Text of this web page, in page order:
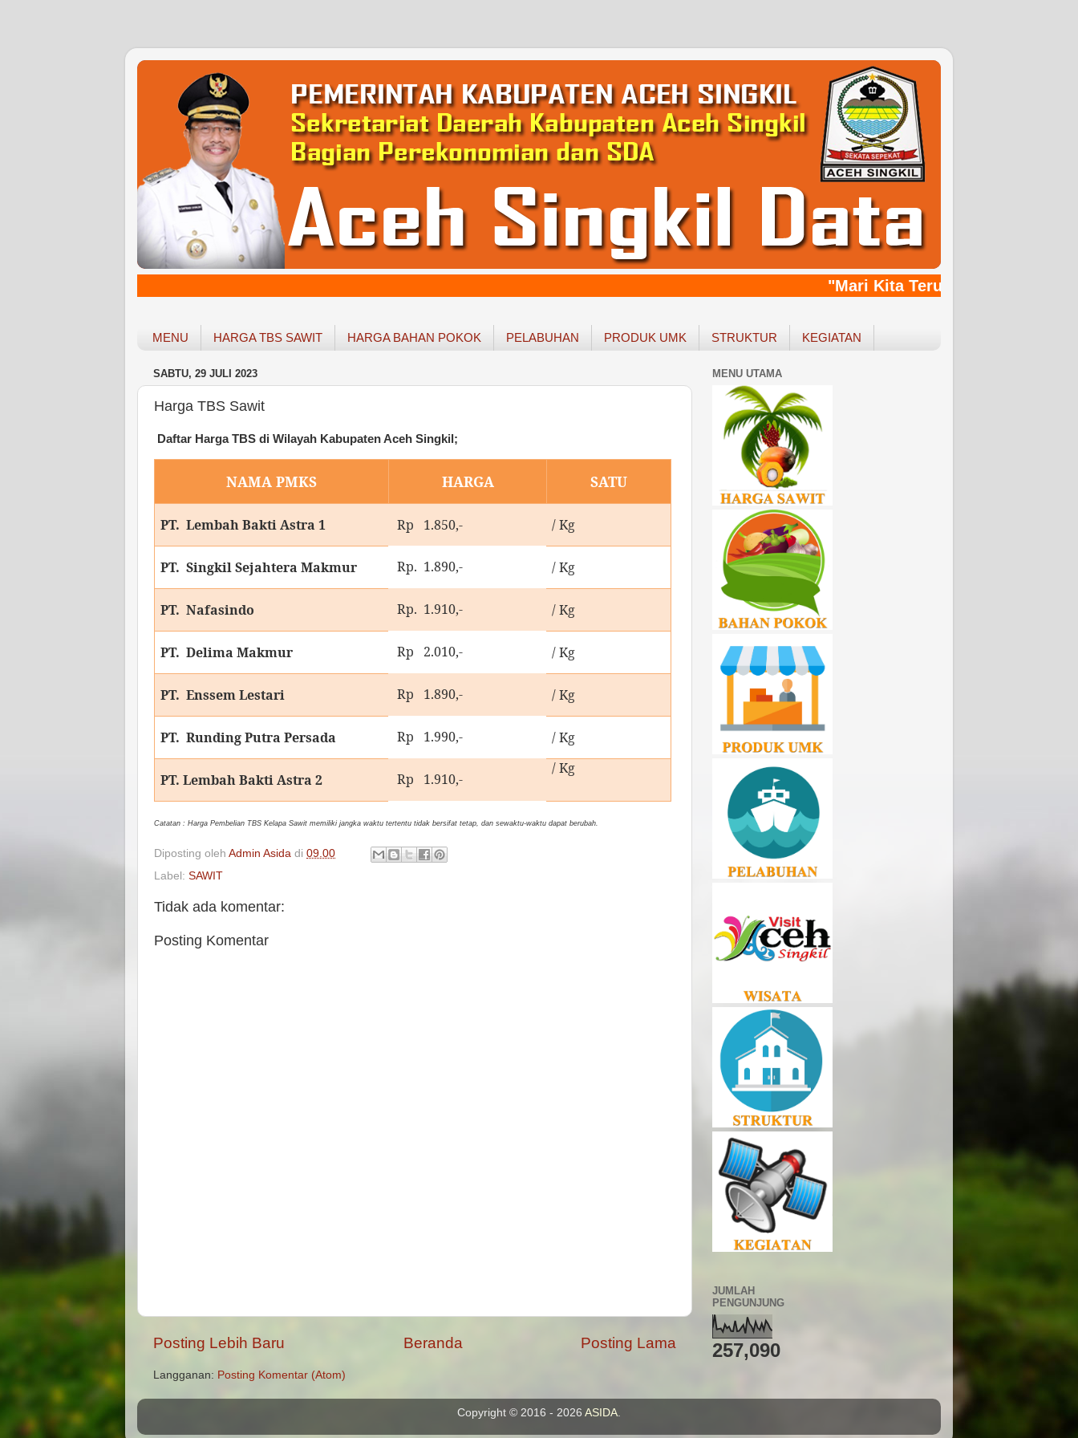
"Mari Kita Terus Bersinergy,
MENU HARGA TBS SAWIT HARGA BAHAN POKOK PELABUHAN PRODUK UMK STRUKTUR KEGIATAN
SABTU, 29 JULI 2023
Harga TBS Sawit
Daftar Harga TBS di Wilayah Kabupaten Aceh Singkil;
NAMA PMKS HARGA SATU
PT. Lembah Bakti Astra 1 Rp 1.850,- / Kg
PT. Singkil Sejahtera Makmur Rp. 1.890,- / Kg
PT. Nafasindo Rp. 1.910,- / Kg
PT. Delima Makmur Rp 2.010,- / Kg
PT. Enssem Lestari Rp 1.890,- / Kg
PT. Runding Putra Persada Rp 1.990,- / Kg
PT. Lembah Bakti Astra 2 Rp 1.910,-
/ Kg
Catatan : Harga Pembelian TBS Kelapa Sawit memiliki jangka waktu tertentu tidak bersifat tetap, dan sewaktu-waktu dapat berubah.
Diposting oleh Admin Asida di 09.00
Label: SAWIT
Tidak ada komentar:
Posting Komentar
Posting Lebih Baru Posting Lama
Beranda
Langganan: Posting Komentar (Atom)
MENU UTAMA
JUMLAH
PENGUNJUNG
257,090
Copyright © 2016 - 2026 ASIDA.